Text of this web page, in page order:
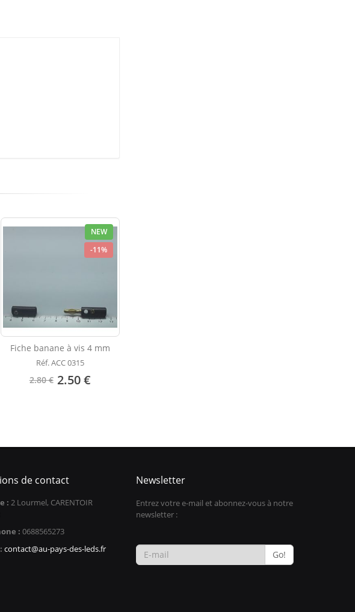
NEW
-11%
Fiche banane à vis 4 mm
Réf. ACC 0315
2.80 € 2.50 €
de contact
: 2 Lourmel, CARENTOIR
: 0688565273
contact@au-pays-des-leds.fr
Newsletter
Entrez votre e-mail et abonnez-vous à notre
newsletter :
Go!